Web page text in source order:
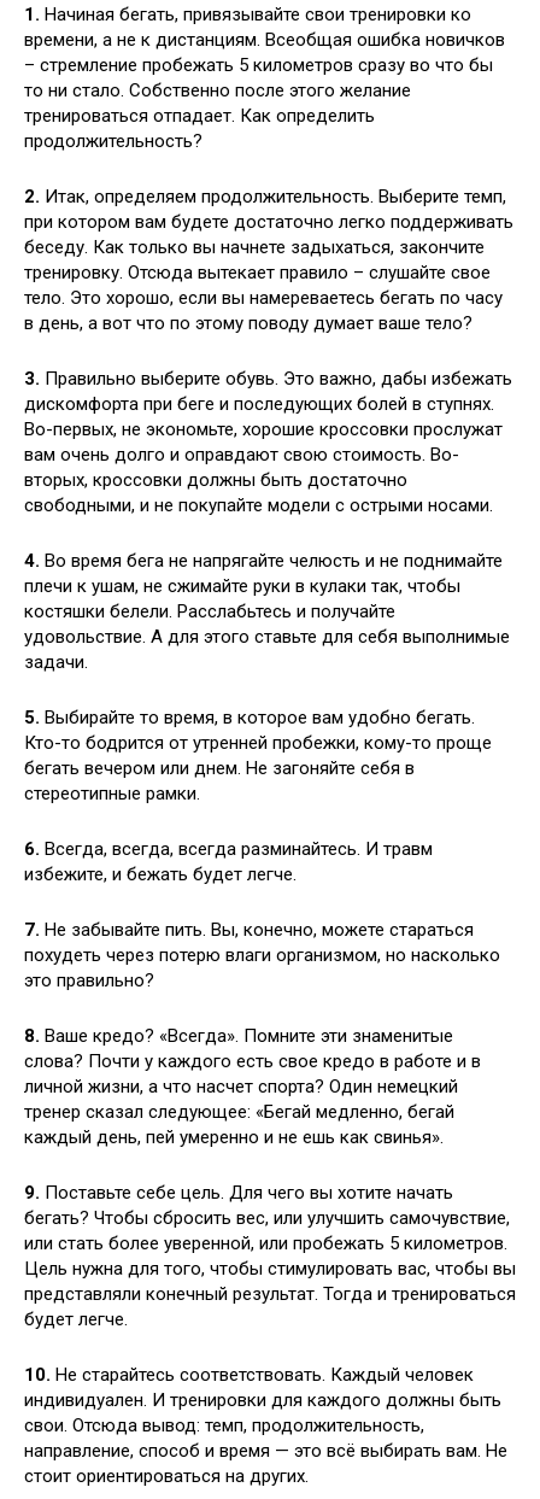
1. Начиная бегать, привязывайте свои тренировки ко
времени, а не к дистанциям. Всеобщая ошибка новичков
– стремление пробежать 5 километров сразу во что бы
то ни стало. Собственно после этого желание
тренироваться отпадает. Как определить
продолжительность?
2. Итак, определяем продолжительность. Выберите темп,
при котором вам будете достаточно легко поддерживать
беседу. Как только вы начнете задыхаться, закончите
тренировку. Отсюда вытекает правило – слушайте свое
тело. Это хорошо, если вы намереваетесь бегать по часу
в день, а вот что по этому поводу думает ваше тело?
3. Правильно выберите обувь. Это важно, дабы избежать
дискомфорта при беге и последующих болей в ступнях.
Во-первых, не экономьте, хорошие кроссовки прослужат
вам очень долго и оправдают свою стоимость. Во-
вторых, кроссовки должны быть достаточно
свободными, и не покупайте модели с острыми носами.
4. Во время бега не напрягайте челюсть и не поднимайте
плечи к ушам, не сжимайте руки в кулаки так, чтобы
костяшки белели. Расслабьтесь и получайте
удовольствие. А для этого ставьте для себя выполнимые
задачи.
5. Выбирайте то время, в которое вам удобно бегать.
Кто-то бодрится от утренней пробежки, кому-то проще
бегать вечером или днем. Не загоняйте себя в
стереотипные рамки.
6. Всегда, всегда, всегда разминайтесь. И травм
избежите, и бежать будет легче.
7. Не забывайте пить. Вы, конечно, можете стараться
похудеть через потерю влаги организмом, но насколько
это правильно?
8. Ваше кредо? «Всегда». Помните эти знаменитые
слова? Почти у каждого есть свое кредо в работе и в
личной жизни, а что насчет спорта? Один немецкий
тренер сказал следующее: «Бегай медленно, бегай
каждый день, пей умеренно и не ешь как свинья».
9. Поставьте себе цель. Для чего вы хотите начать
бегать? Чтобы сбросить вес, или улучшить самочувствие,
или стать более уверенной, или пробежать 5 километров.
Цель нужна для того, чтобы стимулировать вас, чтобы вы
представляли конечный результат. Тогда и тренироваться
будет легче.
10. Не старайтесь соответствовать. Каждый человек
индивидуален. И тренировки для каждого должны быть
свои. Отсюда вывод: темп, продолжительность,
направление, способ и время — это всё выбирать вам. Не
стоит ориентироваться на других.